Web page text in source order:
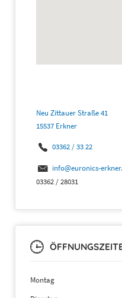
Neu Zittauer Straße 41
15537 Erkner
03362 / 33 22
info@euronics-
03362 / 28031
Montag